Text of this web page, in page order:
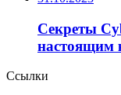
Секреты
настоящим
Ссылки